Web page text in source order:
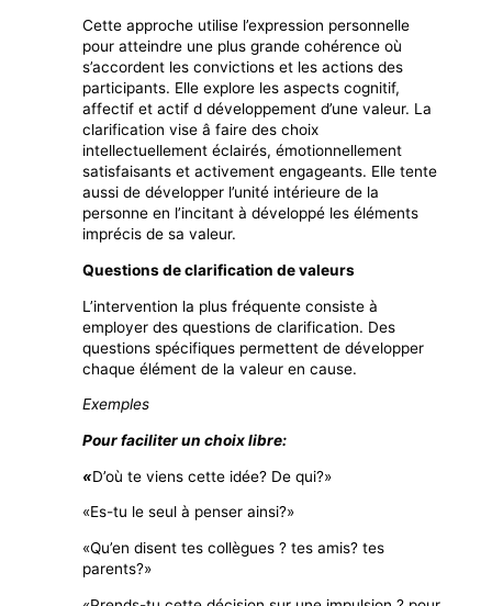
Cette approche utilise l’expression personnelle
pour atteindre une plus grande cohérence où
s’accordent les convictions et les actions des
participants. Elle explore les aspects cognitif,
affectif et actif d développement d’une valeur. La
clarification vise â faire des choix
intellectuellement éclairés, émotionnellement
satisfaisants et activement engageants. Elle tente
aussi de développer l’unité intérieure de la
personne en l’incitant à développé les éléments
imprécis de sa valeur.
Questions de clarification de valeurs
L’intervention la plus fréquente consiste à
employer des questions de clarification. Des
questions spécifiques permettent de développer
chaque élément de la valeur en cause.
Exemples
Pour faciliter un choix libre:
«D’où te viens cette idée? De qui?»
«Es-tu le seul à penser ainsi?»
«Qu’en disent tes collègues ? tes amis? tes
parents?»